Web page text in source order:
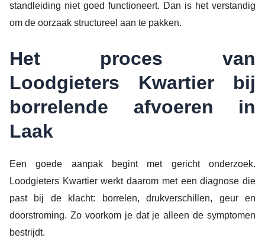
standleiding niet goed functioneert. Dan is het verstandig
om de oorzaak structureel aan te pakken.
Het proces van
Loodgieters Kwartier bij
borrelende afvoeren in
Laak
Een goede aanpak begint met gericht onderzoek.
Loodgieters Kwartier werkt daarom met een diagnose die
past bij de klacht: borrelen, drukverschillen, geur en
doorstroming. Zo voorkom je dat je alleen de symptomen
bestrijdt.